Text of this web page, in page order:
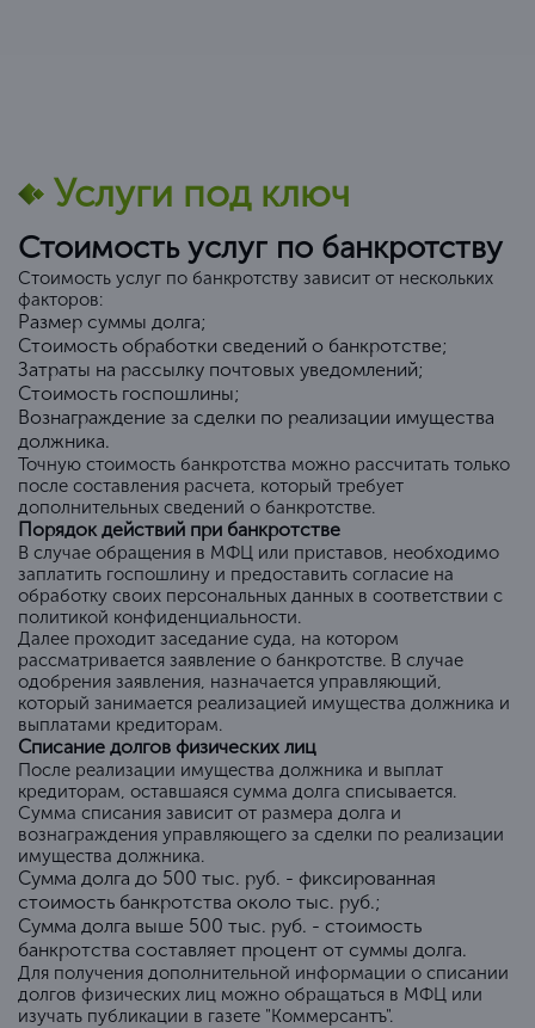
Услуги под ключ
Стоимость услуг по банкротству
Стоимость услуг по банкротству зависит от нескольких
факторов:
Размер суммы долга;
Стоимость обработки сведений о банкротстве;
Затраты на рассылку почтовых уведомлений;
Стоимость госпошлины;
Вознаграждение за сделки по реализации имущества
должника.
Точную стоимость банкротства можно рассчитать только
после составления расчета, который требует
дополнительных сведений о банкротстве.
Порядок действий при банкротстве
В случае обращения в МФЦ или приставов, необходимо
заплатить госпошлину и предоставить согласие на
обработку своих персональных данных в соответствии с
политикой конфиденциальности.
Далее проходит заседание суда, на котором
рассматривается заявление о банкротстве. В случае
одобрения заявления, назначается управляющий,
который занимается реализацией имущества должника и
выплатами кредиторам.
Списание долгов физических лиц
После реализации имущества должника и выплат
кредиторам, оставшаяся сумма долга списывается.
Сумма списания зависит от размера долга и
вознаграждения управляющего за сделки по реализации
имущества должника.
Сумма долга до 500 тыс. руб. - фиксированная
стоимость банкротства около тыс. руб.;
Сумма долга выше 500 тыс. руб. - стоимость
банкротства составляет процент от суммы долга.
Для получения дополнительной информации о списании
долгов физических лиц можно обращаться в МФЦ или
изучать публикации в газете "Коммерсантъ".